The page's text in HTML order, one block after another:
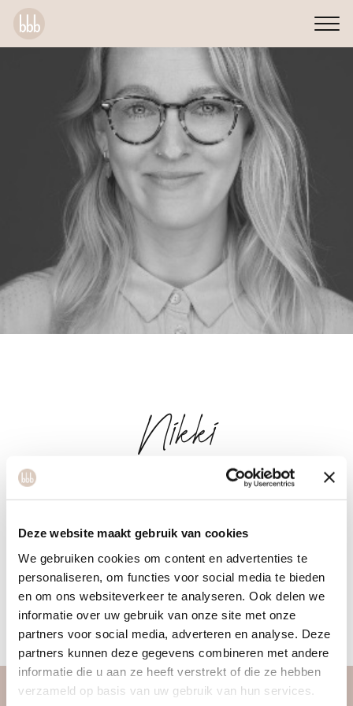
Deze website maakt gebruik van cookies
We gebruiken cookies om content en advertenties te
personaliseren, om functies voor social media te bieden
en om ons websiteverkeer te analyseren. Ook delen we
informatie over uw gebruik van onze site met onze
partners voor social media, adverteren en analyse. Deze
partners kunnen deze gegevens combineren met andere
informatie die u aan ze heeft verstrekt of die ze hebben
verzameld op basis van uw gebruik van hun services.
Nikki
Nikki is a nutrition and weight coach and has a dance
lifestyle has grown enormously in recent years. She coaches
and inspires women towards a healthier lifestyle in which
nutrition, exercise, lifestyle and their mindset are examined
together.